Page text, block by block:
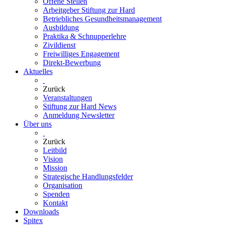
Arbeitgeber Stiftung zur Hard
Betriebliches Gesundheitsmanagement
Ausbildung
Praktika & Schnupperlehre
Zivildienst
Freiwilliges Engagement
Direkt-Bewerbung
Aktuelles
Zurück
Veranstaltungen
Stiftung zur Hard News
Anmeldung Newsletter
Über uns
Zurück
Leitbild
Vision
Mission
Strategische Handlungsfelder
Organisation
Spenden
Kontakt
Downloads
Spitex